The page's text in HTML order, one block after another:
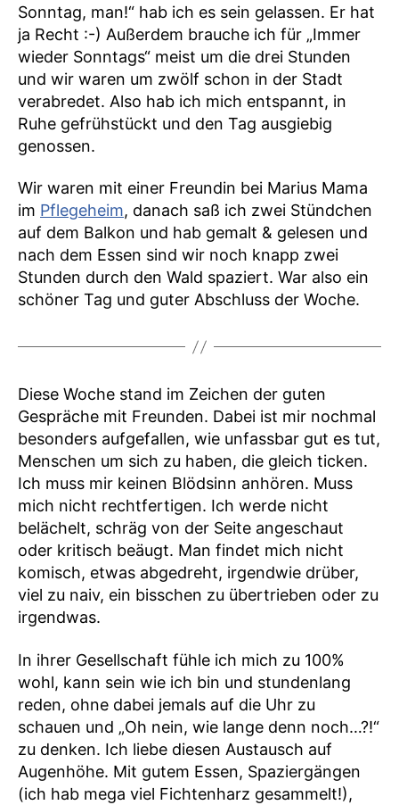
Sonntag, man!“ hab ich es sein gelassen. Er hat
ja Recht :-) Außerdem brauche ich für „Immer
wieder Sonntags“ meist um die drei Stunden
und wir waren um zwölf schon in der Stadt
verabredet. Also hab ich mich entspannt, in
Ruhe gefrühstückt und den Tag ausgiebig
genossen.
Wir waren mit einer Freundin bei Marius Mama
im Pflegeheim, danach saß ich zwei Stündchen
auf dem Balkon und hab gemalt & gelesen und
nach dem Essen sind wir noch knapp zwei
Stunden durch den Wald spaziert. War also ein
schöner Tag und guter Abschluss der Woche.
Diese Woche stand im Zeichen der guten
Gespräche mit Freunden. Dabei ist mir nochmal
besonders aufgefallen, wie unfassbar gut es tut,
Menschen um sich zu haben, die gleich ticken.
Ich muss mir keinen Blödsinn anhören. Muss
mich nicht rechtfertigen. Ich werde nicht
belächelt, schräg von der Seite angeschaut
oder kritisch beäugt. Man findet mich nicht
komisch, etwas abgedreht, irgendwie drüber,
viel zu naiv, ein bisschen zu übertrieben oder zu
irgendwas.
In ihrer Gesellschaft fühle ich mich zu 100%
wohl, kann sein wie ich bin und stundenlang
reden, ohne dabei jemals auf die Uhr zu
schauen und „Oh nein, wie lange denn noch…?!“
zu denken. Ich liebe diesen Austausch auf
Augenhöhe. Mit gutem Essen, Spaziergängen
(ich hab mega viel Fichtenharz gesammelt!),